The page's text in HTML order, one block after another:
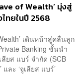
of Wealth’ มุ่งสู่
ทยในปี 2568
เดินหน้าสู่คลื่นลูก
Banking ชั้นนำ
ยส แบร์ จำกัด (SCB
ละ ‘จูเลียส แบร์’